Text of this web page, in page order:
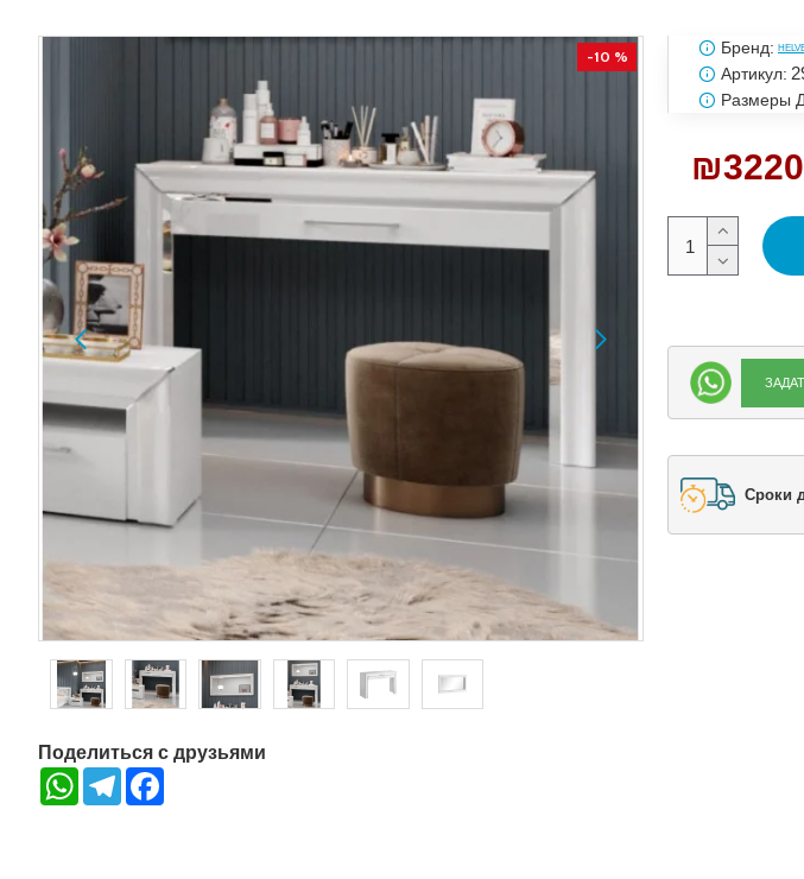
-10 %
Поделиться с друзьями
WhatsAppTelegram
₪3220
Бренд:
Артикул:
Размеры
Сроки